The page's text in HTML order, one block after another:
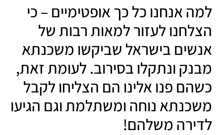
למה אנחנו כל כך אופטימיים – כי
הצלחנו לעזור למאות רבות של
אנשים בישראל שביקשו משכנתא
מבנק ונתקלו בסירוב. לעומת זאת,
כשהם פנו אלינו הם הצליחו לקבל
משכנתא נוחה ומשתלמת וגם הגיעו
לדירה משלהם!